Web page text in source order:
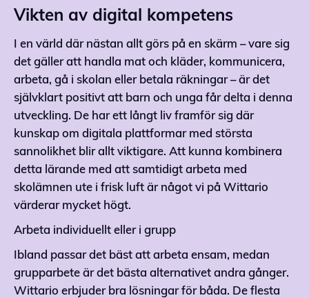
Vikten av digital kompetens
I en värld där nästan allt görs på en skärm – vare sig
det gäller att handla mat och kläder, kommunicera,
arbeta, gå i skolan eller betala räkningar – är det
självklart positivt att barn och unga får delta i denna
utveckling. De har ett långt liv framför sig där
kunskap om digitala plattformar med största
sannolikhet blir allt viktigare. Att kunna kombinera
detta lärande med att samtidigt arbeta med
skolämnen ute i frisk luft är något vi på Wittario
värderar mycket högt.
Arbeta individuellt eller i grupp
Ibland passar det bäst att arbeta ensam, medan
grupparbete är det bästa alternativet andra gånger.
Wittario erbjuder bra lösningar för båda. De flesta